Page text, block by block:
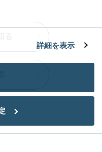
詳細を表示
る